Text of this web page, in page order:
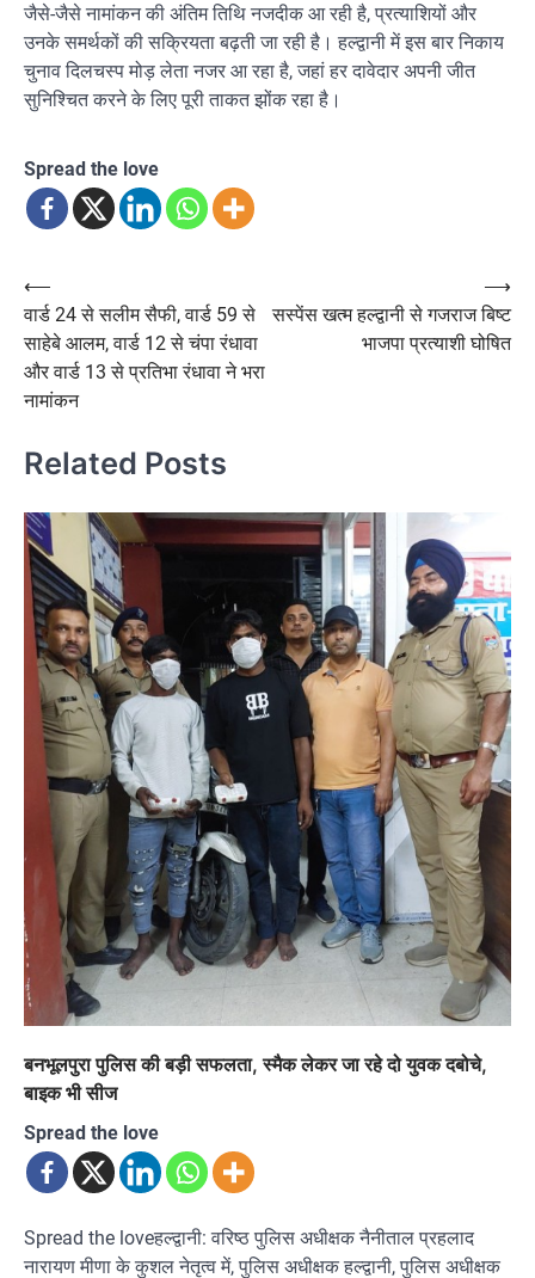
जैसे-जैसे नामांकन की अंतिम तिथि नजदीक आ रही है, प्रत्याशियों और
उनके समर्थकों की सक्रियता बढ़ती जा रही है। हल्द्वानी में इस बार निकाय
चुनाव दिलचस्प मोड़ लेता नजर आ रहा है, जहां हर दावेदार अपनी जीत
सुनिश्चित करने के लिए पूरी ताकत झोंक रहा है।
Spread the love
Post
navigation
⟵
वार्ड 24 से सलीम सैफी, वार्ड 59 से
साहेबे आलम, वार्ड 12 से चंपा रंधावा
और वार्ड 13 से प्रतिभा रंधावा ने भरा
नामांकन
सस्पेंस खत्म हल्द्वानी से गजराज बिष्ट
भाजपा प्रत्याशी घोषित
⟶
Related Posts
बनभूलपुरा पुलिस की बड़ी सफलता, स्मैक लेकर जा रहे दो युवक दबोचे,
बाइक भी सीज
Spread the love
Spread the loveहल्द्वानी: वरिष्ठ पुलिस अधीक्षक नैनीताल प्रहलाद
नारायण मीणा के कुशल नेतृत्व में, पुलिस अधीक्षक हल्द्वानी, पुलिस अधीक्षक